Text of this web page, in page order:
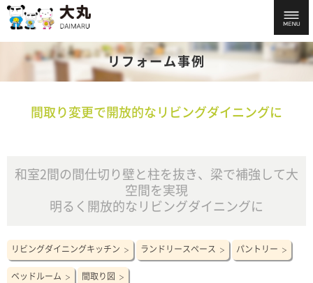
リフォーム事例
間取り変更で開放的なリビングダイニングに
和室2間の間仕切り壁と柱を抜き、梁で補強して大
空間を実現
明るく開放的なリビングダイニングに
リビングダイニングキッチン ランドリースペース パントリー
ベッドルーム 間取り図